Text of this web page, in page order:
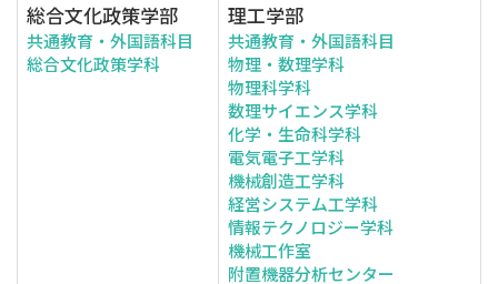
総合文化政策学部
共通教育・外国語科目
総合文化政策学科
理工学部
共通教育・外国語科目
物理・数理学科
物理科学科
数理サイエンス学科
化学・生命科学科
電気電子工学科
機械創造工学科
経営システム工学科
情報テクノロジー学科
機械工作室
附置機器分析センター